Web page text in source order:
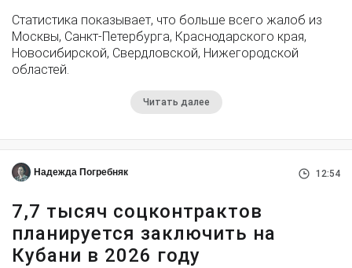
Статистика показывает, что больше всего жалоб из
Москвы, Санкт-Петербурга, Краснодарского края,
Новосибирской, Свердловской, Нижегородской
областей.
Читать далее
Надежда Погребняк 12:54
7,7 тысяч соцконтрактов
планируется заключить на
Кубани в 2026 году